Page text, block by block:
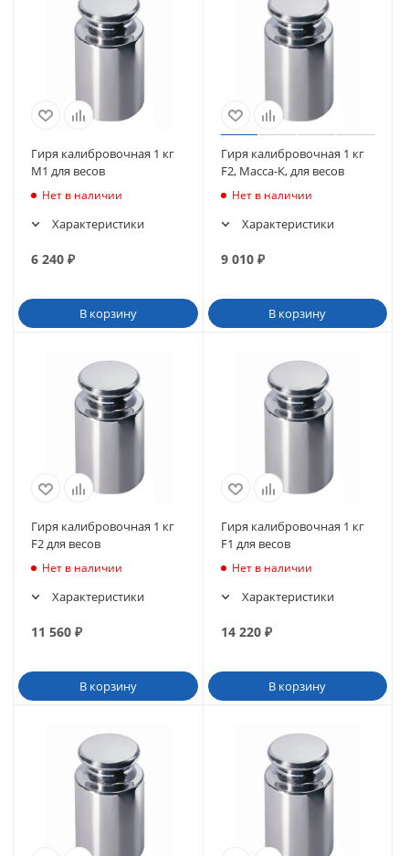
Гиря калибровочная 1 кг
M1 для весов
Нет в наличии
Характеристики
6 240 ₽
В корзину
Гиря калибровочная 1 кг
F2, Масса-К, для весов
Нет в наличии
Характеристики
9 010₽
В корзину
Гиря калибровочная 1 кг
F2 для весов
Нет в наличии
Характеристики
11 560 ₽
В корзину
Гиря калибровочная 1 кг
F1 для весов
Нет в наличии
Характеристики
14 220₽
В корзину